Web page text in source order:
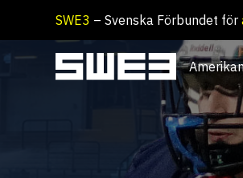
SWE3 – Svenska Förbundet för